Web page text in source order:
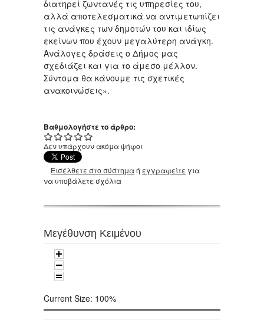
διατηρεί ζωντανές τις υπηρεσίες του,
αλλά αποτελεσματικά να αντιμετωπίζει
τις ανάγκες των δημοτών του και ιδίως
εκείνων που έχουν μεγαλύτερη ανάγκη.
Ανάλογες δράσεις ο Δήμος μας
σχεδιάζει και για το άμεσο μέλλον.
Σύντομα θα κάνουμε τις σχετικές
ανακοινώσεις».
Βαθμολογήστε το άρθρο:
Δεν υπάρχουν ακόμα ψήφοι
Εισέλθετε στο σύστημαή εγγραφείτε για
να υποβάλετε σχόλια
Μεγέθυνση Κειμένου
Current Size: 100%